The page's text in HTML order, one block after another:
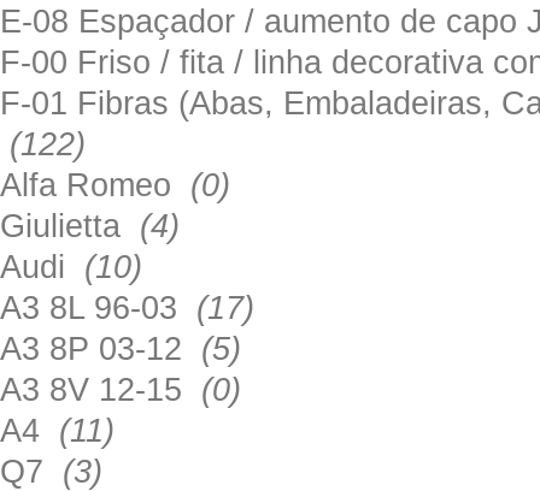
E-08 Espaçador / aumento de
F-00 Friso / fita / linha decorativa
F-01 Fibras (Abas, Embaladeiras,
(122)
Alfa Romeo (0)
Giulietta (4)
Audi (10)
A3 8L 96-03 (17)
A3 8P 03-12 (5)
A3 8V 12-15 (0)
A4 (11)
Q7 (3)